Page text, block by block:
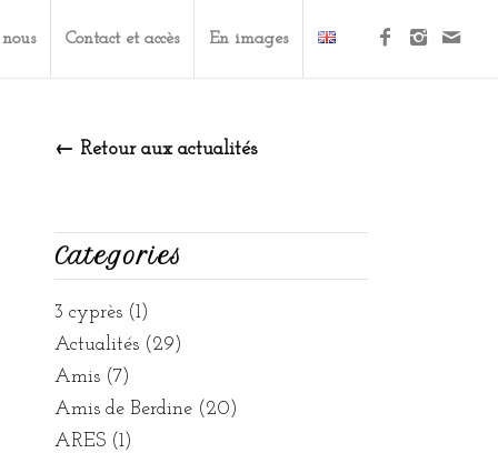
Contact et accès En images
← Retour aux actualités
Categories
3 cyprès(1)
Actualités(29)
Amis(7)
Amis de Berdine(20)
ARES(1)